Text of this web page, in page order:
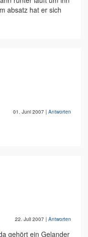
absatz hat er sich
01. Juni 2007 | Antworten
22. Juli 2007 | Antworten
gehört ein Gelander